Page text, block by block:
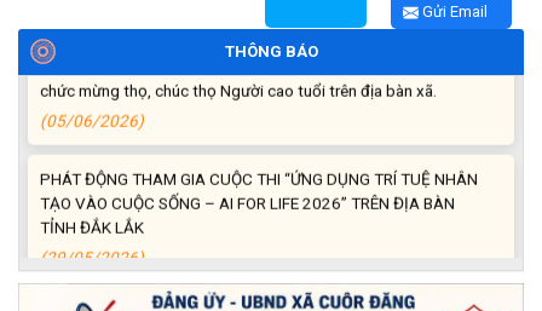
Gửi Email
THÔNG BÁO
Xã Cuôr Đăng đã tổ chức lễ kỷ niệm 85 năm Ngày truyền thống
Người cao tuổi Việt Nam (06/06/1941-06/06/2026) và tổ
chức mừng thọ, chúc thọ Người cao tuổi trên địa bàn xã.
(05/06/2026)
PHÁT ĐỘNG THAM GIA CUỘC THI “ỨNG DỤNG TRÍ TUỆ NHÂN
TẠO VÀO CUỘC SỐNG – AI FOR LIFE 2026” TRÊN ĐỊA BÀN
TỈNH ĐẮK LẮK
(29/05/2026)
Nhiệt liệt chào mừng Ngày Khoa học, Công nghệ và Đổi mới